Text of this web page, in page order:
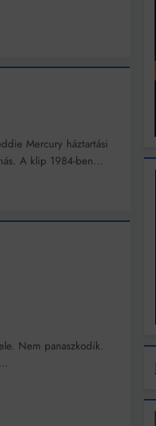
Mercury háztartási
A klip 1984-ben…
Nem panaszkodik.